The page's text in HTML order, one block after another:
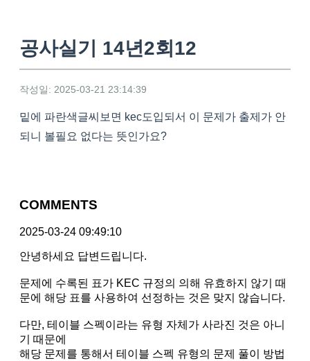
공사실기 14년2회12
작성일: 2025-03-21 23:14:39
밑에 파란색글씨보면 kec도입되서 이 문제가 출제가 안
되니 볼필요 없다는 뜻인가요?
COMMENTS
2025-03-24 09:49:10
안녕하세요 답변드립니다.
문제에 수록된 표가 KEC 규정의 의해 유효하지 않기 때
문에 해당 표를 사용하여 선정하는 것은 맞지 않습니다.
다만, 테이블 스펙이라는 유형 자체가 사라진 것은 아니
기 때문에
해당 문제를 통해서 테이블 스펙 유형의 문제 풀이 방법